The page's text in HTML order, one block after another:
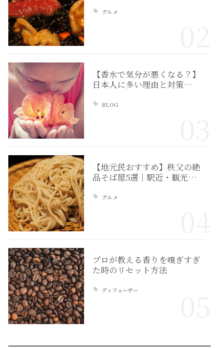
グルメ
【香水で気分が悪くなる？】
日本人に多い理由と対策…
BLOG
【地元民おすすめ】秩父の絶
品そば屋5選｜駅近・観光…
グルメ
プロが教える香りを嗅ぎすぎ
た時のリセット方法
ディフューザー